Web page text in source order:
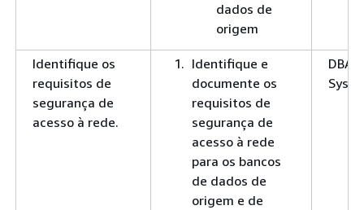
dados de
origem
Identifique os
requisitos de
segurança de
acesso à rede.
Identifique e
documente os
requisitos de
segurança de
acesso à rede
para os bancos
de dados de
origem e de
DBA,